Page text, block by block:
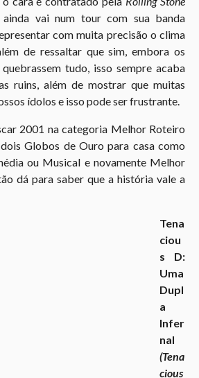
vai num tour com sua banda
com muita precisão o clima
de ressaltar que sim, embora os
quebrassem tudo, isso sempre acaba
ruins, além de mostrar que muitas
ídolos e isso pode ser frustrante.
2001 na categoria Melhor Roteiro
Globos de Ouro para casa como
ou Musical e novamente Melhor
dá para saber que a história vale a
Tena
ciou
s D:
Uma
Dupl
a
Infer
nal
(Tena
cious